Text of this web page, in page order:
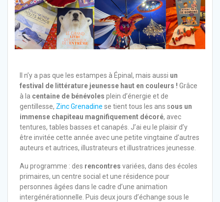
Il n’y a pas que les estampes à Épinal, mais aussi un
festival de littérature jeunesse haut en couleurs ! Grâce
à la centaine de bénévoles plein d’énergie et de
gentillesse, Zinc Grenadine se tient tous les ans sous un
immense chapiteau magnifiquement décoré, avec
tentures, tables basses et canapés. J’ai eu le plaisir d’y
être invitée cette année avec une petite vingtaine d’autres
auteurs et autrices, illustrateurs et illustratrices jeunesse.
Au programme : des rencontres variées, dans des écoles
primaires, un centre social et une résidence pour
personnes âgées dans le cadre d’une animation
intergénérationnelle. Puis deux jours d’échange sous le